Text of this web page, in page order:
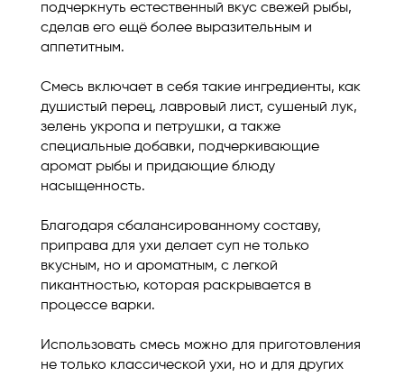
подчеркнуть естественный вкус свежей рыбы,
сделав его ещё более выразительным и
аппетитным.
Смесь включает в себя такие ингредиенты, как
душистый перец, лавровый лист, сушеный лук,
зелень укропа и петрушки, а также
специальные добавки, подчеркивающие
аромат рыбы и придающие блюду
насыщенность.
Благодаря сбалансированному составу,
приправа для ухи делает суп не только
вкусным, но и ароматным, с легкой
пикантностью, которая раскрывается в
процессе варки.
Использовать смесь можно для приготовления
не только классической ухи, но и для других